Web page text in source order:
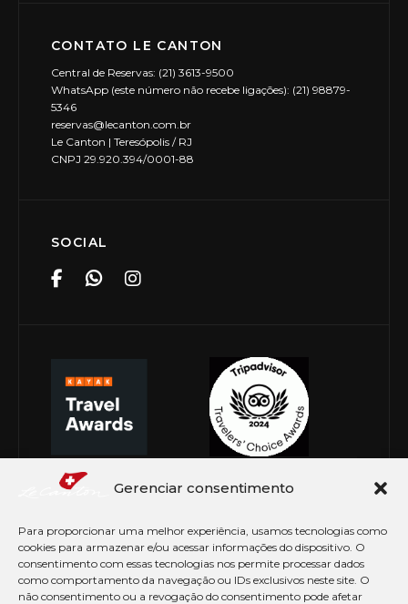
Gerenciar consentimento
Para proporcionar uma melhor experiência, usamos tecnologias como
cookies para armazenar e/ou acessar informações do dispositivo. O
consentimento com essas tecnologias nos permite processar dados
como comportamento da navegação ou IDs exclusivos neste site. O
não consentimento ou a revogação do consentimento pode afetar
CONTATO LE CANTON
Central de Reservas: (21) 3613-9500
WhatsApp (este número não recebe ligações): (21) 98879-
5346
reservas@lecanton.com.br
Le Canton | Teresópolis / RJ
CNPJ 29.920.394/0001-88
SOCIAL